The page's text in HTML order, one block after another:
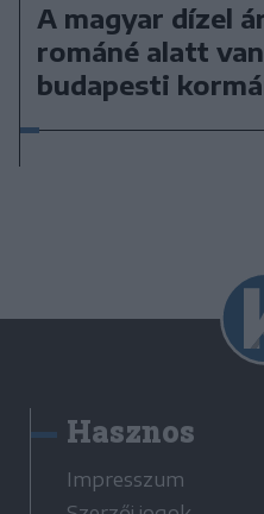
A magyar dízel
románé alatt
budapesti
Hasznos
Impresszum